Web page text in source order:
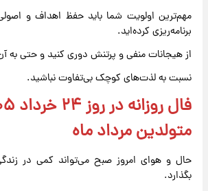
مهم‌ترین اولویت شما باید حفظ اهداف و
برنامه‌ریزی کرده‌اید.
از هیجانات منفی و پرتنش دوری کنید و حتی به
نسبت به لذت‌های کوچک بی‌تفاوت نباشید.
متولدین مرداد ماه
حال و هوای امروز صبح می‌تواند کمی در
بگذارد.